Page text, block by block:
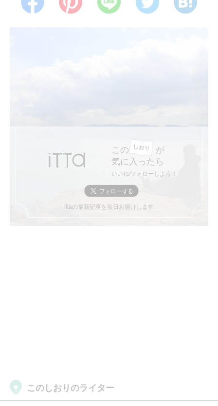
この
が
気に入ったら
いいね/フォローしよう！
ittaの最新記事を毎日お届けします
このしおりのライター